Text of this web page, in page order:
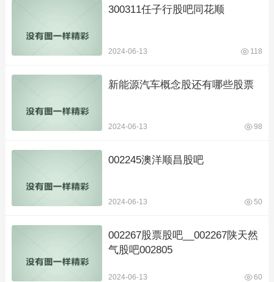
300311任子行股吧同花顺
2024-06-13 118
新能源汽车概念股还有哪些股票
2024-06-13 98
002245澳洋顺昌股吧
2024-06-13 50
002267股票股吧__002267陕天然
气股吧002805
2024-06-13 60